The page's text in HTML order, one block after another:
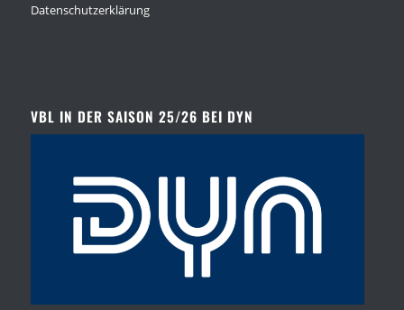
Datenschutzerklärung
VBL IN DER SAISON 25/26 BEI DYN